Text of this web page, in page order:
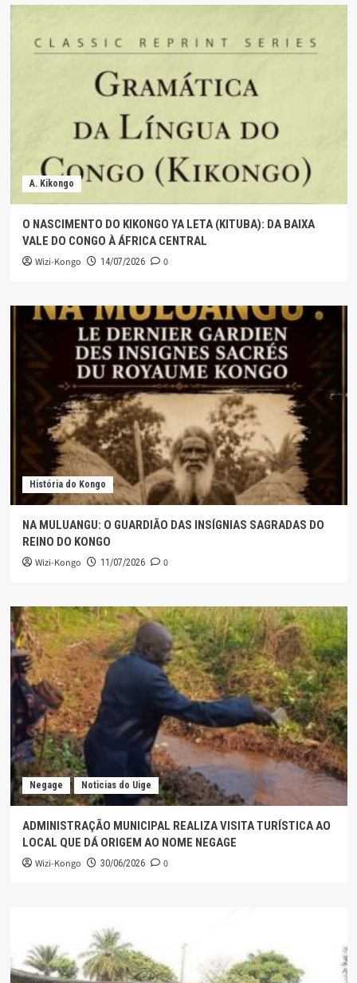
A. Kikongo
O NASCIMENTO DO KIKONGO YA LETA (KITUBA): DA BAIXA
VALE DO CONGO À ÁFRICA CENTRAL
Wizi-Kongo 14/07/2026 0
História do Kongo
NA MULUANGU: O GUARDIÃO DAS INSÍGNIAS SAGRADAS DO
REINO DO KONGO
Wizi-Kongo 11/07/2026 0
Negage Noticias do Uige
ADMINISTRAÇÃO MUNICIPAL REALIZA VISITA TURÍSTICA AO
LOCAL QUE DÁ ORIGEM AO NOME NEGAGE
Wizi-Kongo 30/06/2026 0